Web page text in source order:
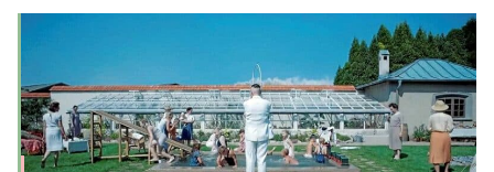
quotidienne
de
de